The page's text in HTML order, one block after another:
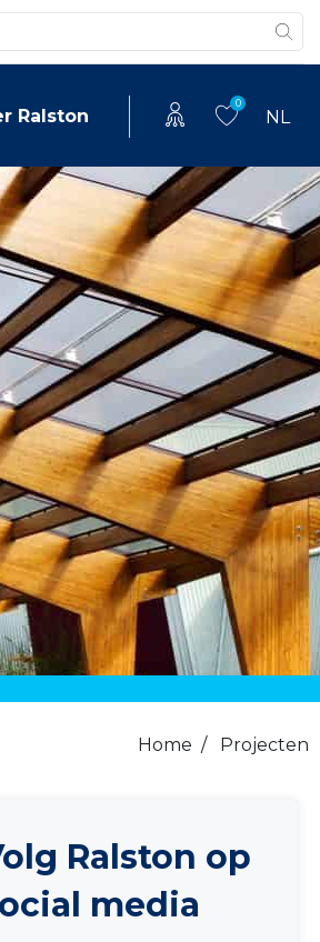
Ralston
0
NL
Home / Projecten
Ralston op
media